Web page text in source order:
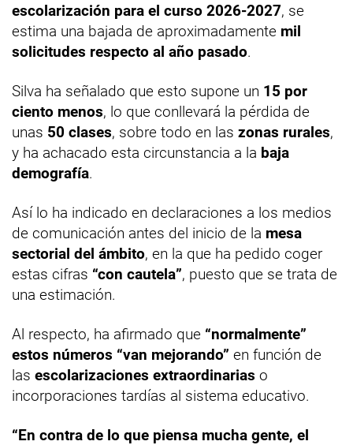
escolarización para el curso 2026-2027, se
estima una bajada de aproximadamente mil
solicitudes respecto al año pasado.
Silva ha señalado que esto supone un 15 por
ciento menos, lo que conllevará la pérdida de
unas 50 clases, sobre todo en las zonas rurales,
y ha achacado esta circunstancia a la baja
demografía.
Así lo ha indicado en declaraciones a los medios
de comunicación antes del inicio de la mesa
sectorial del ámbito, en la que ha pedido coger
estas cifras “con cautela”, puesto que se trata de
una estimación.
Al respecto, ha afirmado que “normalmente”
estos números “van mejorando” en función de
las escolarizaciones extraordinarias o
incorporaciones tardías al sistema educativo.
“En contra de lo que piensa mucha gente, el